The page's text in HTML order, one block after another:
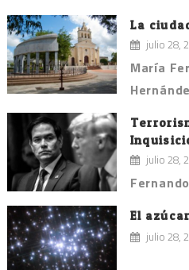
La
julio 28,
María
julio 28,
El
julio 28,